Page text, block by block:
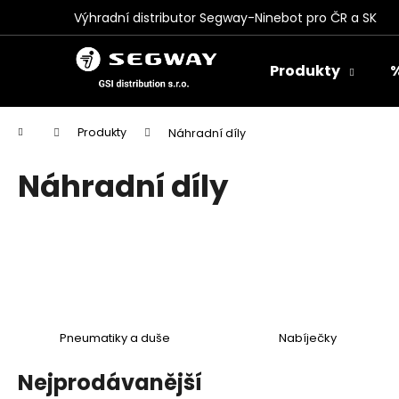
obsah
Výhradní distributor Segway-Ninebot pro ČR a SK
Produkty
Domů Produkty Náhradní díly
Náhradní díly
Pneumatiky a duše Nabíječky
Nejprodávanější
o
k
Zpět
Zpět
599 Kč